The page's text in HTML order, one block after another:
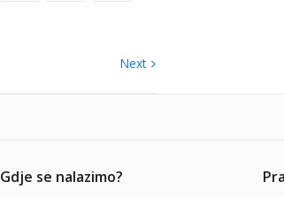
Next
Gdje se nalazimo?